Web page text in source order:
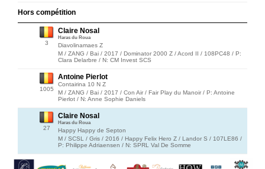
Hors compétition
3
Claire Nosal
Haras du Roua
Diavolinamaes Z
M / ZANG / Bai / 2017 / Dominator 2000 Z / Acord II / 108PC48 / P:
Clara Delarbre / N: CM Invest SCS
1005
Antoine Pierlot
Contairina 10 N Z
M / ZANG / Bai / 2017 / Con Air / Fair Play du Manoir / P: Antoine
Pierlot / N: Anne Sophie Daniels
27
Claire Nosal
Haras du Roua
Happy Happy de Septon
M / SCSL / Gris / 2016 / Happy Felix Hero Z / Landor S / 107LE86 /
P: Philippe Adriaensen / N: SPRL Val De Somme